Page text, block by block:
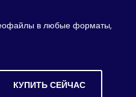
как использовать
в любые форматы,
КУПИТЬ СЕЙЧАС